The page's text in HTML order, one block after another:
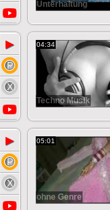
Unterhaltung
▶ 04:34
Techno Musik
▶ 05:01
ohne Genre